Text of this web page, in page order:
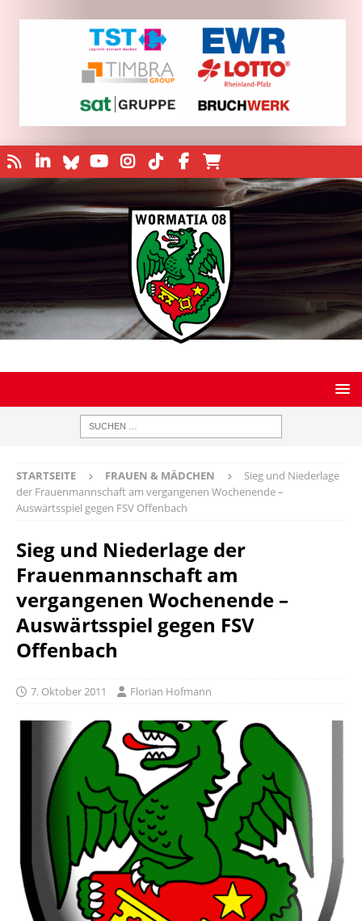
STARTSEITE FRAUEN & MÄDCHEN
Sieg und Niederlage
der Frauenmannschaft am vergangenen Wochenende –
Auswärtsspiel gegen FSV Offenbach
Sieg und Niederlage der
Frauenmannschaft am
vergangenen Wochenende –
Auswärtsspiel gegen FSV
Offenbach
7. Oktober 2011 Florian Hofmann